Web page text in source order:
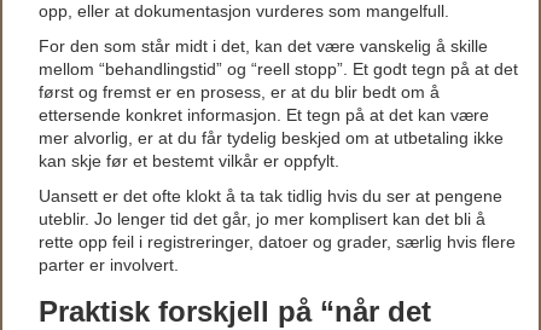
opp, eller at dokumentasjon vurderes som mangelfull.
For den som står midt i det, kan det være vanskelig å skille
mellom “behandlingstid” og “reell stopp”. Et godt tegn på at det
først og fremst er en prosess, er at du blir bedt om å
ettersende konkret informasjon. Et tegn på at det kan være
mer alvorlig, er at du får tydelig beskjed om at utbetaling ikke
kan skje før et bestemt vilkår er oppfylt.
Uansett er det ofte klokt å ta tak tidlig hvis du ser at pengene
uteblir. Jo lenger tid det går, jo mer komplisert kan det bli å
rette opp feil i registreringer, datoer og grader, særlig hvis flere
parter er involvert.
Praktisk forskjell på “når det